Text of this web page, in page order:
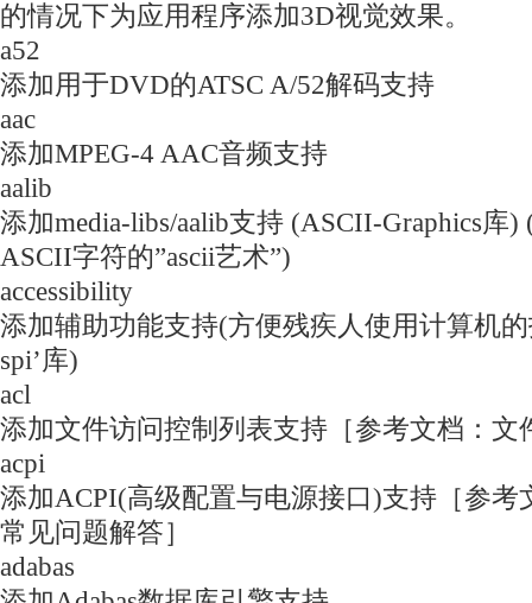
的情况下为应用程序添加3D视觉效果。
a52
添加用于DVD的ATSC A/52解码支持
aac
添加MPEG-4 AAC音频支持
aalib
添加media-libs/aalib支持 (ASCII-Graphics库
ASCII字符的”ascii艺术”)
accessibility
添加辅助功能支持(方便残疾人使用计算机的
spi’库)
acl
添加文件访问控制列表支持［参考文档：文
acpi
添加ACPI(高级配置与电源接口)支持［参考
常见问题解答］
adabas